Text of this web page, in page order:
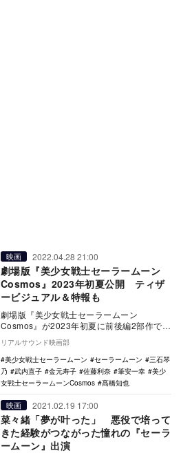
映画 2022.04.28 21:00
劇場版『美少女戦士セーラームーン
Cosmos』2023年初夏公開 ティザ
ービジュアル＆特報も
劇場版『美少女戦士セーラームーン
Cosmos』が2023年初夏に前後編2部作で公
開されることが決定。あわせてティザービ
ジュアルと…
リアルサウンド映画部
美少女戦士セーラームーン
セーラームーン
三石琴
乃
武内直子 金元寿子 佐藤利奈 筆安一幸
美少
女戦士セーラームーンCosmos
髙橋知也
映画 2021.02.19 17:00
菜々緒「夢が叶った」 悪役で培って
きた経験がつながった憧れの『セーラ
ームーン』出演